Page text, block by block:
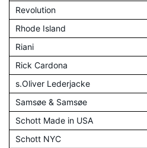
Revolution
Rhode Island
Riani
Rick Cardona
s.Oliver Lederjacke
Samsøe & Samsøe
Schott Made in USA
Schott NYC